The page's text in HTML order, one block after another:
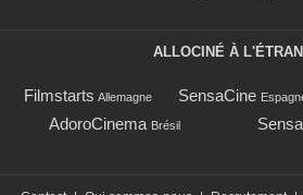
ALLOCINÉ À
Filmstarts Allemagne SensaCine
AdoroCinema Brésil